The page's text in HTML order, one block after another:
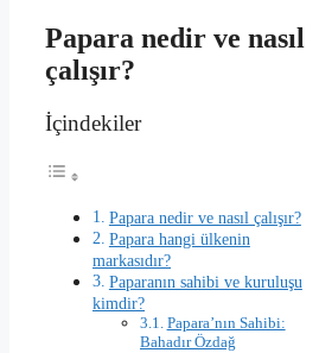
Papara nedir ve nasıl
çalışır?
İçindekiler
Papara nedir ve nasıl çalışır?
Papara hangi ülkenin
markasıdır?
Paparanın sahibi ve kuruluşu
kimdir?
Papara’nın Sahibi:
Bahadır Özdağ